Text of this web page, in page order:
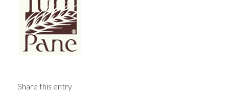
Share this entry